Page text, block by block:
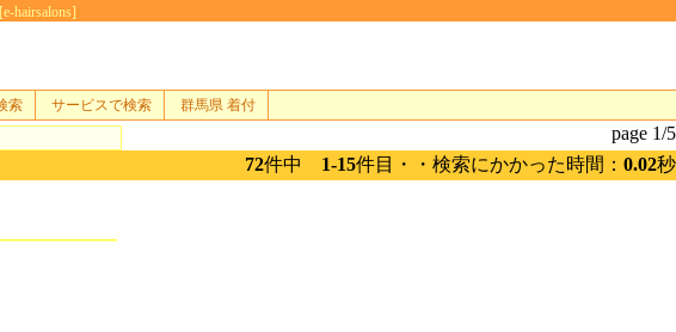
hairsalons]
page 1/5
72件中 1-15件目・・検索にかかった時間： 0.02秒
索 サービスで検索 群馬県 着付